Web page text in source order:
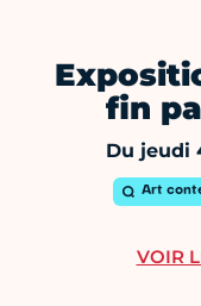
fin
Du jeudi
Art
VOIR